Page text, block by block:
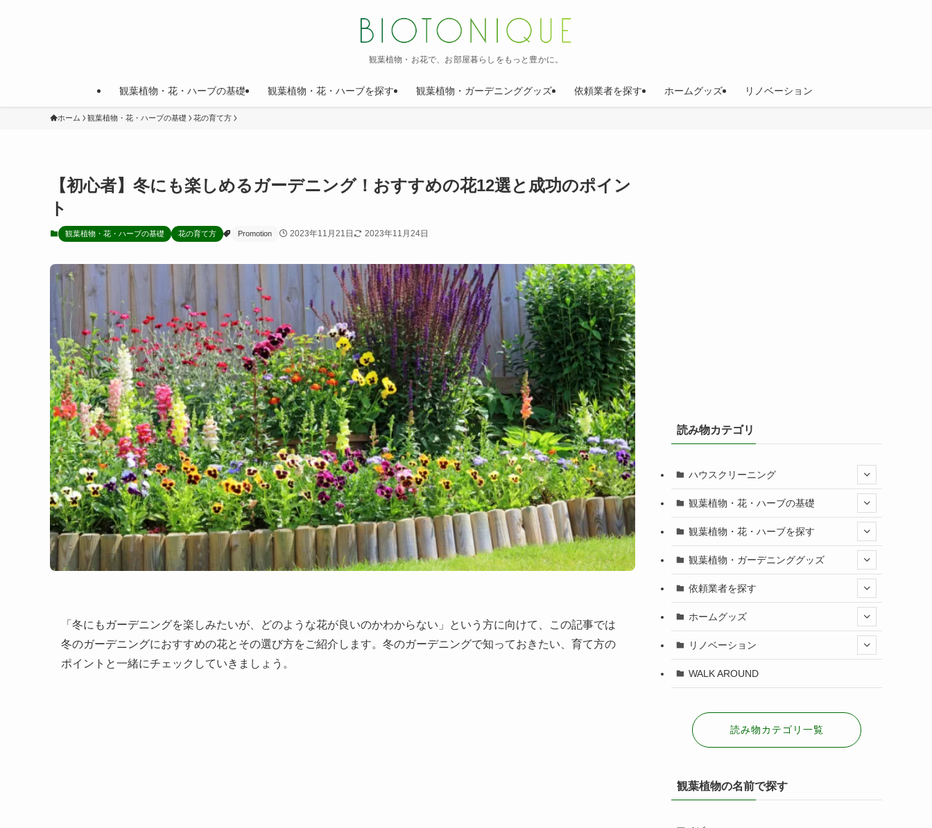
観葉植物・お花で、お部屋暮らしをもっと豊かに。
観葉植物・花・ハーブの基礎 観葉植物・花・ハーブを探す 観葉植物・ガーデニンググッズ 依頼業者を探す ホームグッズ リノベーション
ホーム 観葉植物・花・ハーブの基礎 花の育て方
【初心者】冬にも楽しめるガーデニング！おすすめの花12選と成功のポイン
ト
観葉植物・花・ハーブの基礎 花の育て方 Promotion 2023年11月21日 2023年11月24日
「冬にもガーデニングを楽しみたいが、どのような花が良いのかわからない」という方に向けて、この記事では
冬のガーデニングにおすすめの花とその選び方をご紹介します。冬のガーデニングで知っておきたい、育て方の
ポイントと一緒にチェックしていきましょう。
読み物カテゴリ
ハウスクリーニング
観葉植物・花・ハーブの基礎
観葉植物・花・ハーブを探す
観葉植物・ガーデニンググッズ
依頼業者を探す
ホームグッズ
リノベーション
WALK AROUND
読み物カテゴリ一覧
観葉植物の名前で探す